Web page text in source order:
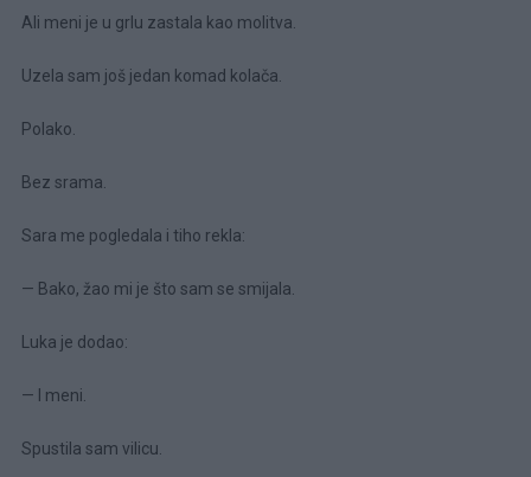
Ali meni je u grlu zastala kao molitva.
Uzela sam još jedan komad kolača.
Polako.
Bez srama.
Sara me pogledala i tiho rekla:
— Bako, žao mi je što sam se smijala.
Luka je dodao:
— I meni.
Spustila sam vilicu.